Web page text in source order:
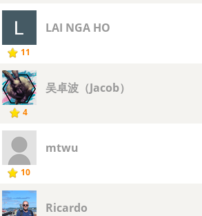
11
LAI NGA HO
4
吴卓波（Jacob）
10
mtwu
Ricardo